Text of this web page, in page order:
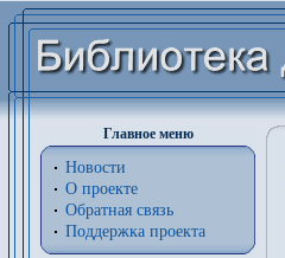
Главное меню
Новости
О проекте
Обратная связь
Поддержка проекта